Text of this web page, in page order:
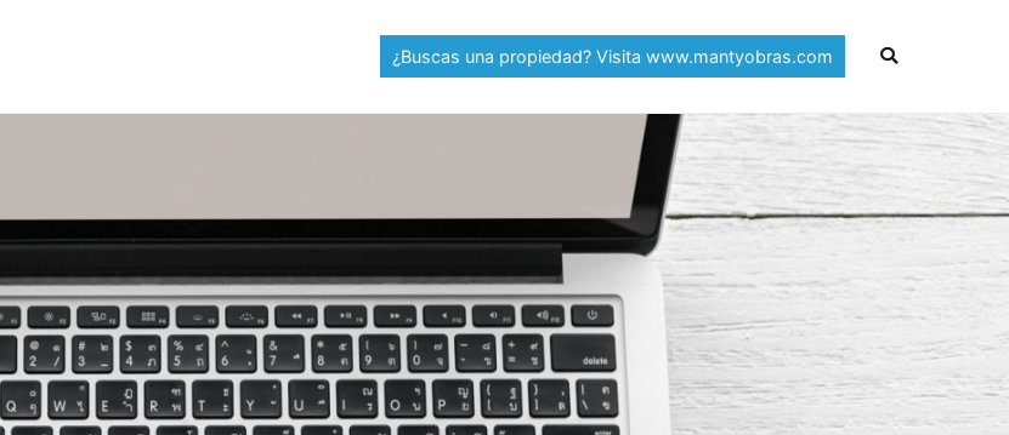
¿Buscas una propiedad? Visita www.mantyobras.com